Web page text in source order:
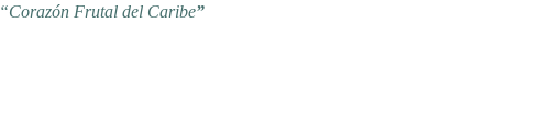
“Corazón Frutal del Caribe”